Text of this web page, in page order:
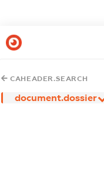
CAHEADER.SEARCH
document.dossier